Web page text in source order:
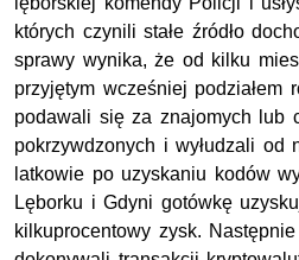
których czynili stałe źródło
sprawy wynika, że od kilku
przyjętym wcześniej podziałem
podawali się za znajomych lub
pokrzywdzonych i wyłudzali od
latkowie po uzyskaniu kodów
Lęborku i Gdyni gotówkę
kilkuprocentowy zysk.